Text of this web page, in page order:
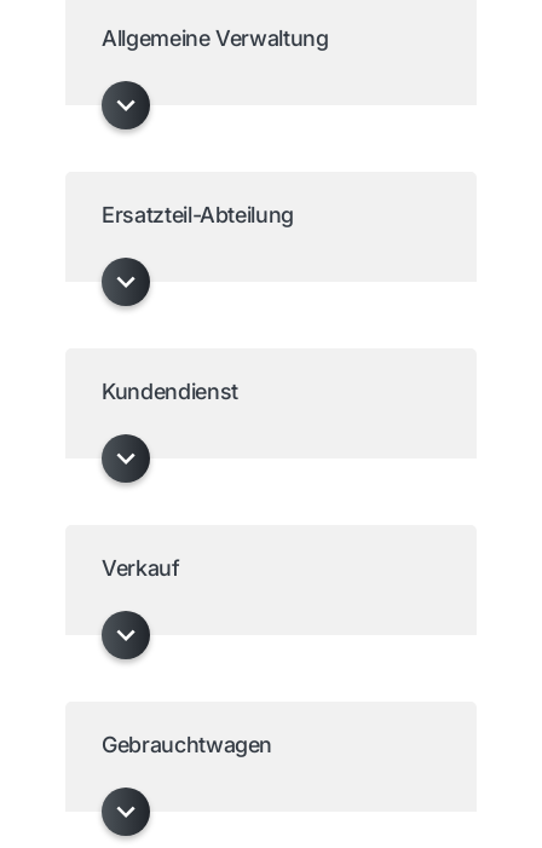
Allgemeine Verwaltung
Ersatzteil-Abteilung
Kundendienst
Verkauf
Gebrauchtwagen